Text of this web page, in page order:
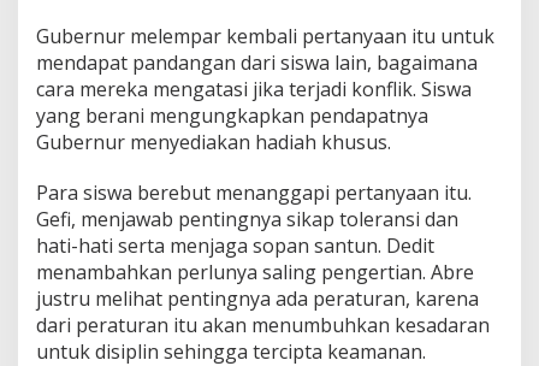
Gubernur melempar kembali pertanyaan itu untuk
mendapat pandangan dari siswa lain, bagaimana
cara mereka mengatasi jika terjadi konflik. Siswa
yang berani mengungkapkan pendapatnya
Gubernur menyediakan hadiah khusus.
Para siswa berebut menanggapi pertanyaan itu.
Gefi, menjawab pentingnya sikap toleransi dan
hati-hati serta menjaga sopan santun. Dedit
menambahkan perlunya saling pengertian. Abre
justru melihat pentingnya ada peraturan, karena
dari peraturan itu akan menumbuhkan kesadaran
untuk disiplin sehingga tercipta keamanan.